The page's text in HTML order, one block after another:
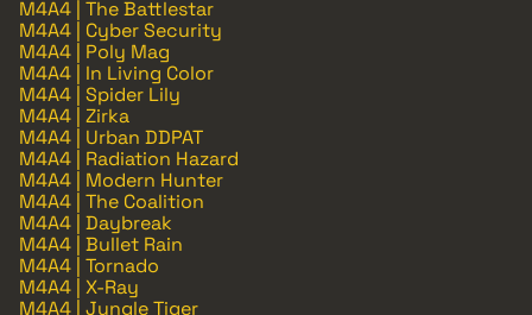
M4A4 | The Battlestar
M4A4 | Cyber Security
M4A4 | Poly Mag
M4A4 | In Living Color
M4A4 | Spider Lily
M4A4 | Zirka
M4A4 | Urban DDPAT
M4A4 | Radiation Hazard
M4A4 | Modern Hunter
M4A4 | The Coalition
M4A4 | Daybreak
M4A4 | Bullet Rain
M4A4 | Tornado
M4A4 | X-Ray
M4A4 | Jungle Tiger